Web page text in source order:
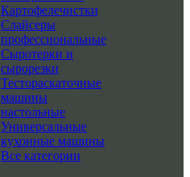
Картофелечистки
Слайсеры
профессиональные
Сыротерки и
сырорезки
Тестораскаточные
машины
настольные
Универсальные
кухонные машины
Все категории